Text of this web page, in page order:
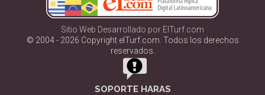
Sitio Web Desarrollado por ElTurf.com
© 2004 - 2026 Copyright elTurf.com. Todos los derechos
reservados.
SOPORTE HARAS